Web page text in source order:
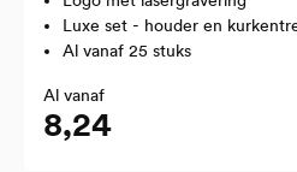
Luxe set - houder en
Al vanaf 25 stuks
Al vanaf
8,24